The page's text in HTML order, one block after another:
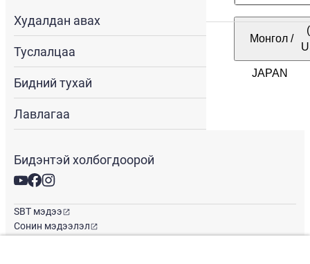
Монгол /
Худалдан авах
Туслалцаа
Бидний тухай
Лавлагаа
Бидэнтэй холбогдоорой
SBT мэдээ
Сонин мэдээлэл